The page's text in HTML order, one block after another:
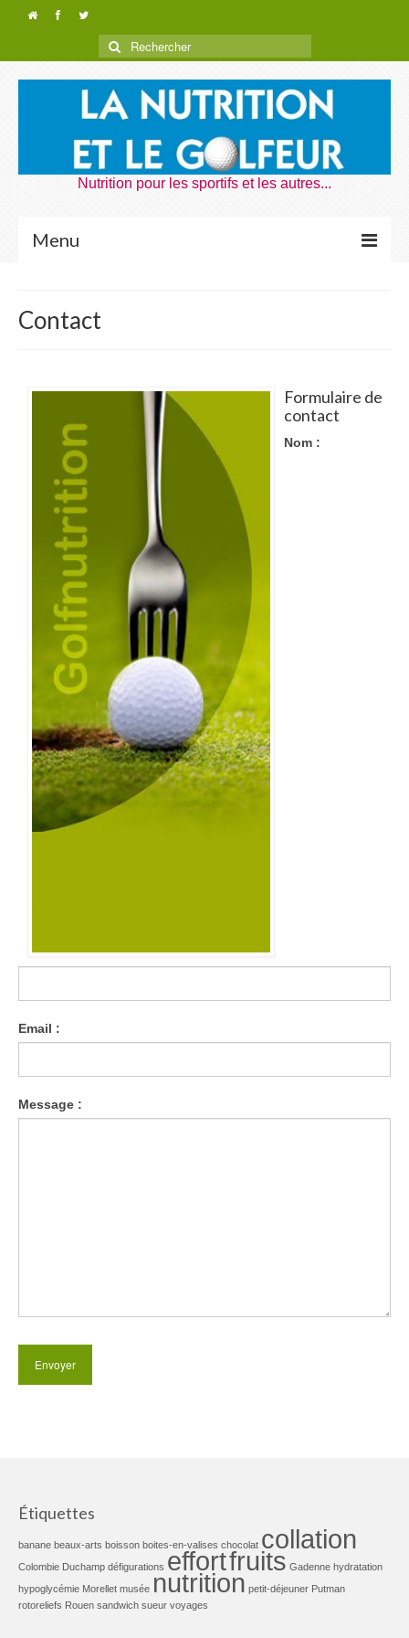
Nutrition pour les sportifs et les autres...
Menu
Contact
Contact
Formulaire de
contact
Nom :
Email :
Message :
Étiquettes
banane beaux-arts boisson boites-en-valises chocolat collation
Colombie Duchamp défigurations effortfruits Gadenne hydratation
hypoglycémie Morellet musée nutrition petit-déjeuner Putman
rotoreliefs Rouen sandwich sueur voyages